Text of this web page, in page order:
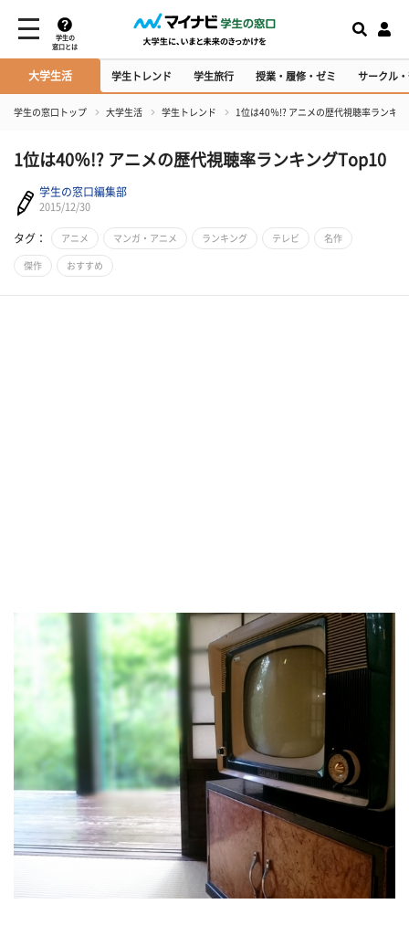
学生の
窓口とは
大学生活 学生トレンド 学生旅行 授業・履修・ゼミ サークル
学生の窓口トップ 大学生活 学生トレンド 1位は40％!? アニメの歴代視聴率ランキ
1位は40％!? アニメの歴代視聴率ランキングTop10
学生の窓口編集部
2015/12/30
タグ： アニメ マンガ・アニメ ランキング テレビ 名作
傑作 おすすめ